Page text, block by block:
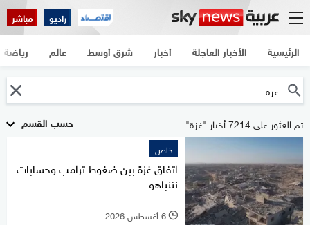
راديو مباشر
الرئيسية الأخبار العاجلة أخبار شرق أوسط عالم رياضة
حسب القسم تم العثور على 7214 أخبار "غزة"
خاص
اتفاق غزة بين ضغوط ترامب وحسابات
نتنياهو
l 6 أغسطس 2026